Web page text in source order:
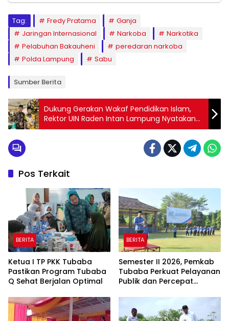
Tag: Fredy Pratama
Ganja
Jaringan Internasional
Narkoba
Narkotika
Pelabuhan Bakauheni
peredaran narkoba
Polda Lampung
Sabu
Sumber Berita
Dukung Gerakan Wakaf Pendidikan Islam,
Rektor UIN Raden Intan Lampung Nyatakan
Komitmennya
Pos Terkait
BERITA
Ketua I TP PKK Tubaba
Pastikan Program Tubaba
Q Sehat Berjalan Optimal
BERITA
Semester II 2026, Pemkab
Tubaba Perkuat Pelayanan
Publik dan Percepat